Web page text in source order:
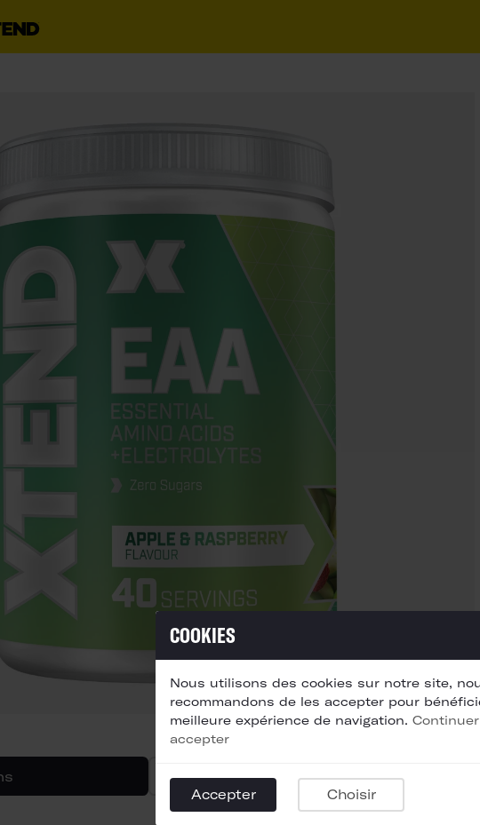
Avis client
COOKIES
Nous utilisons des cookies sur notre site,
recommandons de les accepter pour
meilleure expérience de navigation.
accepter
Accepter Choisir